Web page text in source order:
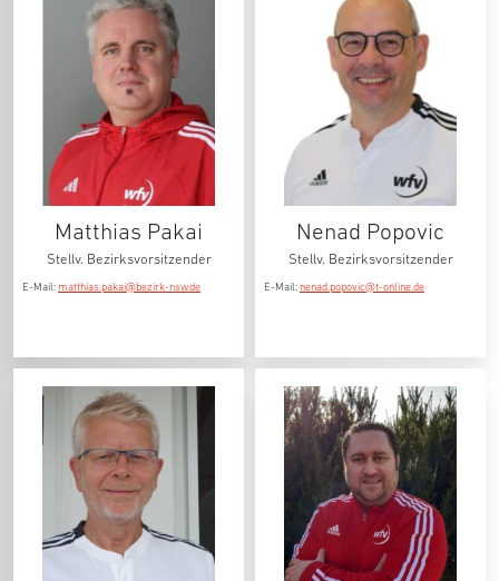
Matthias Pakai
Stellv. Bezirksvorsitzender
E-Mail: matthias.pakai@bezirk-nsw.de
Nenad Popovic
Stellv. Bezirksvorsitzender
E-Mail: nenad.popovic@t-online.de